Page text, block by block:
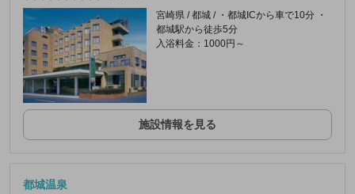
宮崎県 / 都城 / ・都城ICから車で10分 ・
都城駅から徒歩5分
入浴料金：1000円～
施設情報を見る
都城温泉